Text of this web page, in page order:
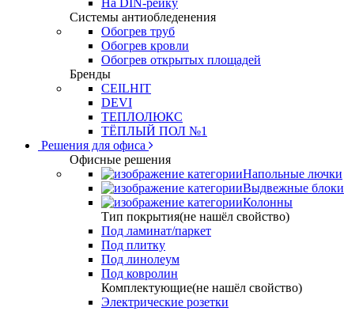
На DIN-рейку
Системы антиобледенения
Обогрев труб
Обогрев кровли
Обогрев открытых площадей
Бренды
CEILHIT
DEVI
ТЕПЛОЛЮКС
ТЁПЛЫЙ ПОЛ №1
Решения для офиса
Офисные решения
Напольные лючки
Выдвежные блоки
Колонны
Тип покрытия(не нашёл свойство)
Под ламинат/паркет
Под плитку
Под линолеум
Под ковролин
Комплектующие(не нашёл свойство)
Электрические розетки